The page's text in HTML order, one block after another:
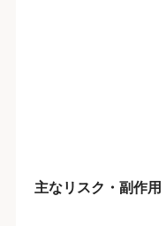
主なリスク・副作用